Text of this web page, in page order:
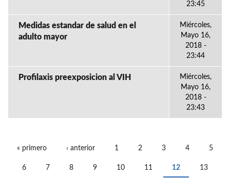
23:45
Medidas estandar de salud en el
adulto mayor
Miércoles,
Mayo 16,
2018 -
23:44
Profilaxis preexposicion al VIH
Miércoles,
Mayo 16,
2018 -
23:43
« primero ‹ anterior 1 2 3 4 5
6 7 8 9 10 11 12 13